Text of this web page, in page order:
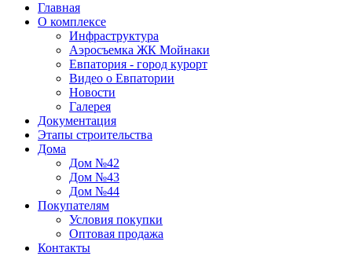
Главная
О комплексе
Инфраструктура
Аэросъемка ЖК Мойнаки
Евпатория - город курорт
Видео о Евпатории
Новости
Галерея
Документация
Этапы строительства
Дома
Дом №42
Дом №43
Дом №44
Покупателям
Условия покупки
Оптовая продажа
Контакты